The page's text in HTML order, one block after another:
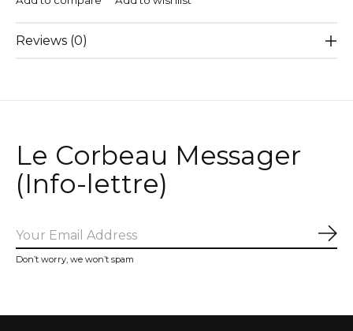
Reviews (0)
Le Corbeau Messager
(Info-lettre)
Don’t worry, we won’t spam